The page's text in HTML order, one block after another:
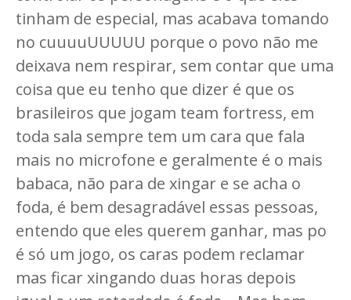
tinham de especial, mas acabava tomando
no cuuuuUUUUU porque o povo não me
deixava nem respirar, sem contar que uma
coisa que eu tenho que dizer é que os
brasileiros que jogam team fortress, em
toda sala sempre tem um cara que fala
mais no microfone e geralmente é o mais
babaca, não para de xingar e se acha o
foda, é bem desagradável essas pessoas,
entendo que eles querem ganhar, mas po
é só um jogo, os caras podem reclamar
mas ficar xingando duas horas depois